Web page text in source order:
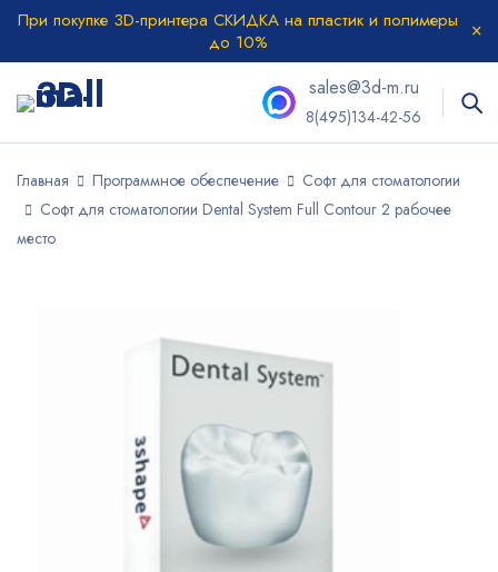
При покупке 3D-принтера СКИДКА на пластик и полимеры
до 10%
sales@3d-m.ru
8(495)134-42-56
Главная Программное обеспечение
Софт для стоматологии
Софт для стоматологии Dental System Full Contour 2 рабочее
место